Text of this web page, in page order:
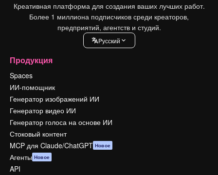
Креативная платформа для создания ваших лучших работ.
Более 1 миллиона подписчиков среди креаторов,
предприятий, агентств и студий.
Pусский
Продукция
Spaces
ИИ-помощник
Генератор изображений ИИ
Генератор видео ИИ
Генератор голоса на основе ИИ
Стоковый контент
MCP для Claude/ChatGPT Новое
Агенты Новое
API